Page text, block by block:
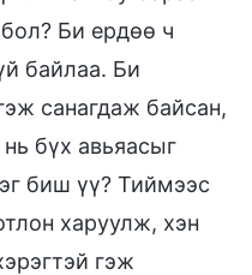
Би ердөө ч
байлаа. Би
санагдаж байсан,
бүх авьяасыг
биш үү? Тиймээс
харуулж, хэн
гэж